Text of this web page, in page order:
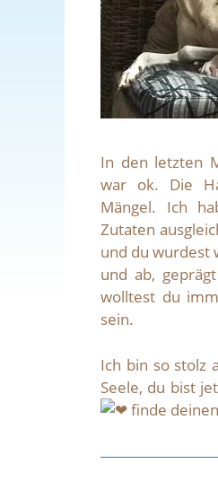
In den letzten
war ok. Die
Mängel. Ich
Zutaten
und du wurdest
und ab,
wolltest du
sein.
Ich bin so stolz
Seele, du bist
finde